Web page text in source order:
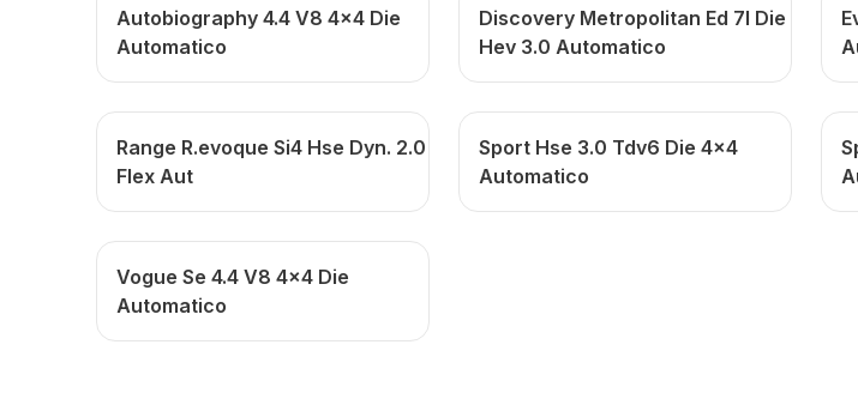
Autobiography 4.4 V8 4x4 Die
Automatico
Discovery Metropolitan Ed 7l Die
Hev 3.0 Automatico
Range R.evoque Si4 Hse Dyn. 2.0
Flex Aut
Sport Hse 3.0 Tdv6 Die 4x4
Automatico
Vogue Se 4.4 V8 4x4 Die
Automatico